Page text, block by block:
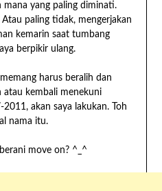
yang paling diminati.
paling tidak, mengerjakan
kemarin saat tumbang
berpikir ulang.
harus beralih dan
atau kembali menekuni
akan saya lakukan. Toh
nama itu.
move on? ^_^